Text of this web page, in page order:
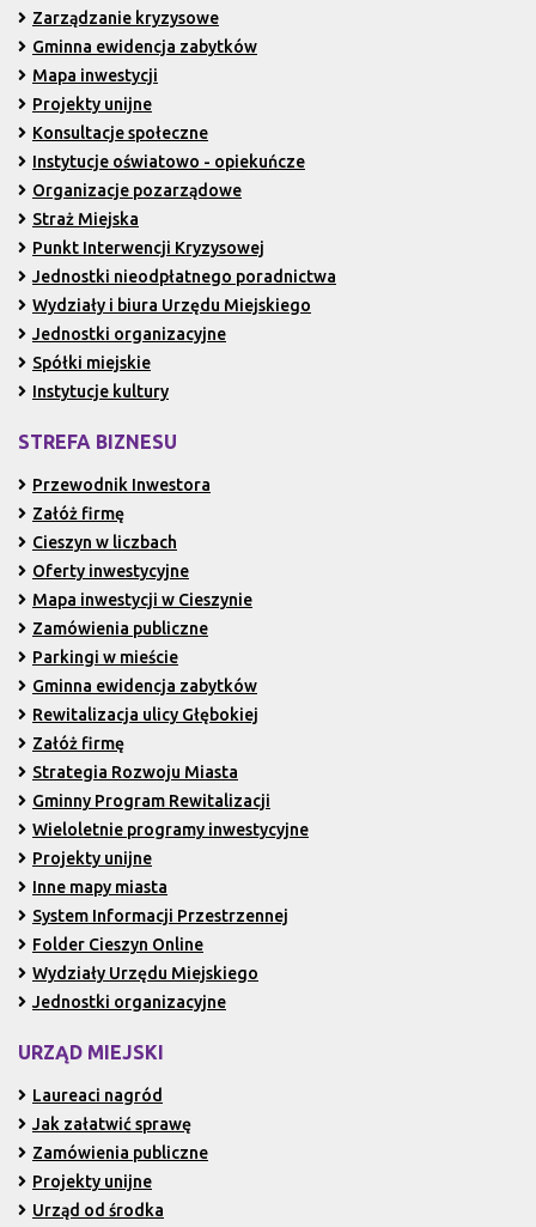
Zarządzanie kryzysowe
Gminna ewidencja zabytków
Mapa inwestycji
Projekty unijne
Konsultacje społeczne
Instytucje oświatowo - opiekuńcze
Organizacje pozarządowe
Straż Miejska
Punkt Interwencji Kryzysowej
Jednostki nieodpłatnego poradnictwa
Wydziały i biura Urzędu Miejskiego
Jednostki organizacyjne
Spółki miejskie
Instytucje kultury
STREFA BIZNESU
Przewodnik Inwestora
Załóż firmę
Cieszyn w liczbach
Oferty inwestycyjne
Mapa inwestycji w Cieszynie
Zamówienia publiczne
Parkingi w mieście
Gminna ewidencja zabytków
Rewitalizacja ulicy Głębokiej
Załóż firmę
Strategia Rozwoju Miasta
Gminny Program Rewitalizacji
Wieloletnie programy inwestycyjne
Projekty unijne
Inne mapy miasta
System Informacji Przestrzennej
Folder Cieszyn Online
Wydziały Urzędu Miejskiego
Jednostki organizacyjne
URZĄD MIEJSKI
Laureaci nagród
Jak załatwić sprawę
Zamówienia publiczne
Projekty unijne
Urząd od środka